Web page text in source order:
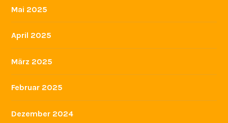
Mai 2025
April 2025
März 2025
Februar 2025
Dezember 2024